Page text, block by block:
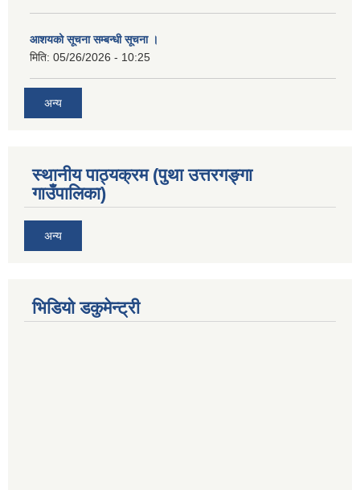
आशयको सूचना सम्बन्धी सूचना ।
मिति: 05/26/2026 - 10:25
अन्य
स्थानीय पाठ्यक्रम (पुथा उत्तरगङ्गा
गाउँपालिका)
अन्य
भिडियो डकुमेन्ट्री